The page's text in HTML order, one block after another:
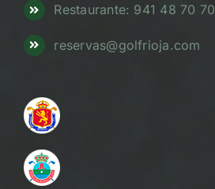
Restaurante: 941 48 70 70
reservas@golfrioja.com